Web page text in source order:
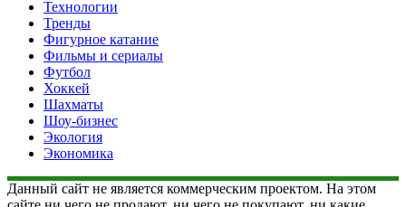
Технологии
Тренды
Фигурное катание
Фильмы и сериалы
Футбол
Хоккей
Шахматы
Шоу-бизнес
Экология
Экономика
Данный сайт не является коммерческим проектом. На этом